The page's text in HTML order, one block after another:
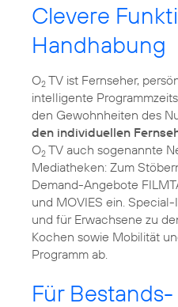
Clevere
Handhabung
O2 TV ist Fernseher,
intelligente
den Gewohnheiten des
den individuellen
O2 TV auch sogenannte
Mediatheken: Zum
Demand-Angebote
und MOVIES ein.
und für Erwachsene zu
Kochen sowie Mobilität
Programm ab.
Für